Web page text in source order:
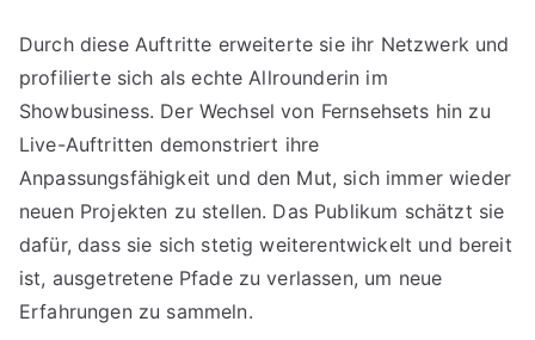
Durch diese Auftritte erweiterte sie ihr Netzwerk und
profilierte sich als echte Allrounderin im
Showbusiness. Der Wechsel von Fernsehsets hin zu
Live-Auftritten demonstriert ihre
Anpassungsfähigkeit und den Mut, sich immer wieder
neuen Projekten zu stellen. Das Publikum schätzt sie
dafür, dass sie sich stetig weiterentwickelt und bereit
ist, ausgetretene Pfade zu verlassen, um neue
Erfahrungen zu sammeln.